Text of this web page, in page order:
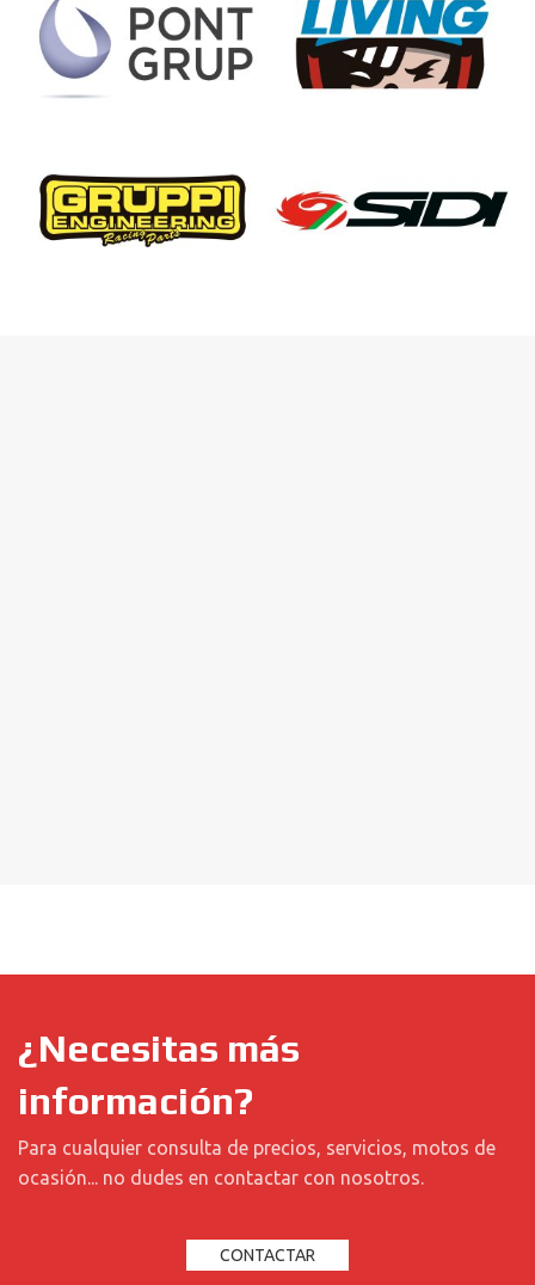
¿Necesitas más
información?
Para cualquier consulta de precios, servicios, motos de
ocasión... no dudes en contactar con nosotros.
CONTACTAR